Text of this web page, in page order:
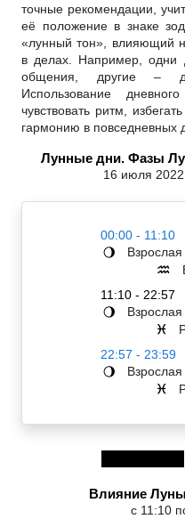
точные рекомендации,
её положение в знаке
«лунный тон», влияющий
в делах. Например, одни
общения, другие –
Использование
чувствовать ритм,
гармонию в повседневных
Лунные дни. Фазы
16 июля
00:00 - 11:10
🌖
♒
11:10 - 22:57
🌖
♓
22:57 - 23:59
🌖
♓
Влияние
с 11:10